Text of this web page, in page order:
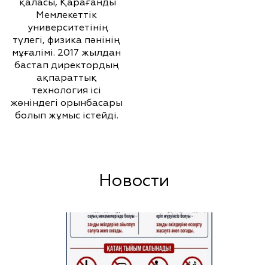
Мемлекеттік
университетінің
түлегі, физика пәнінің
мұғалімі. 2017 жылдан
бастап директордың
ақпараттық
технология ісі
жөніндегі орынбасары
болып жұмыс істейді.
Новости